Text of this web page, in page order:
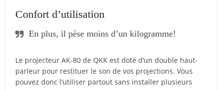
Confort d’utilisation
En plus, il pèse moins d’un kilogramme!
Le projecteur AK-80 de QKK est doté d’un double haut-
parleur pour restituer le son de vos projections. Vous
pouvez donc l’utiliser partout sans installer plusieurs